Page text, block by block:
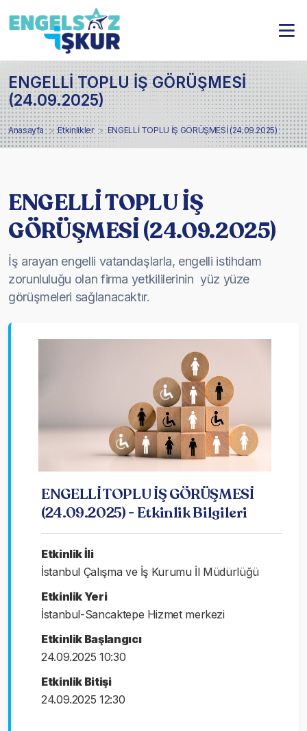
ENGELLİ TOPLU İŞ GÖRÜŞMESİ
(24.09.2025)
Anasayfa Etkinlikler ENGELLİ TOPLU İŞ GÖRÜŞMESİ (24.09.2025)
ENGELLİ TOPLU İŞ
GÖRÜŞMESİ (24.09.2025)
İş arayan engelli vatandaşlarla, engelli istihdam
zorunluluğu olan firma yetkililerinin yüz yüze
görüşmeleri sağlanacaktır.
ENGELLİ TOPLU İŞ GÖRÜŞMESİ
(24.09.2025) - Etkinlik Bilgileri
Etkinlik İli
İstanbul Çalışma ve İş Kurumu İl Müdürlüğü
Etkinlik Yeri
İstanbul-Sancaktepe Hizmet merkezi
Etkinlik Başlangıcı
24.09.2025 10:30
Etkinlik Bitişi
24.09.2025 12:30